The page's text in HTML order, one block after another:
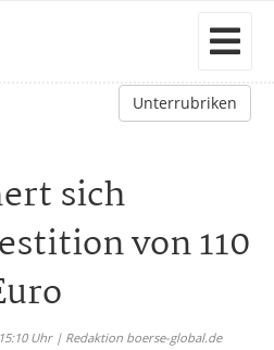
Unterrubriken
sich
von 110
Uhr | Redaktion boerse-global.de